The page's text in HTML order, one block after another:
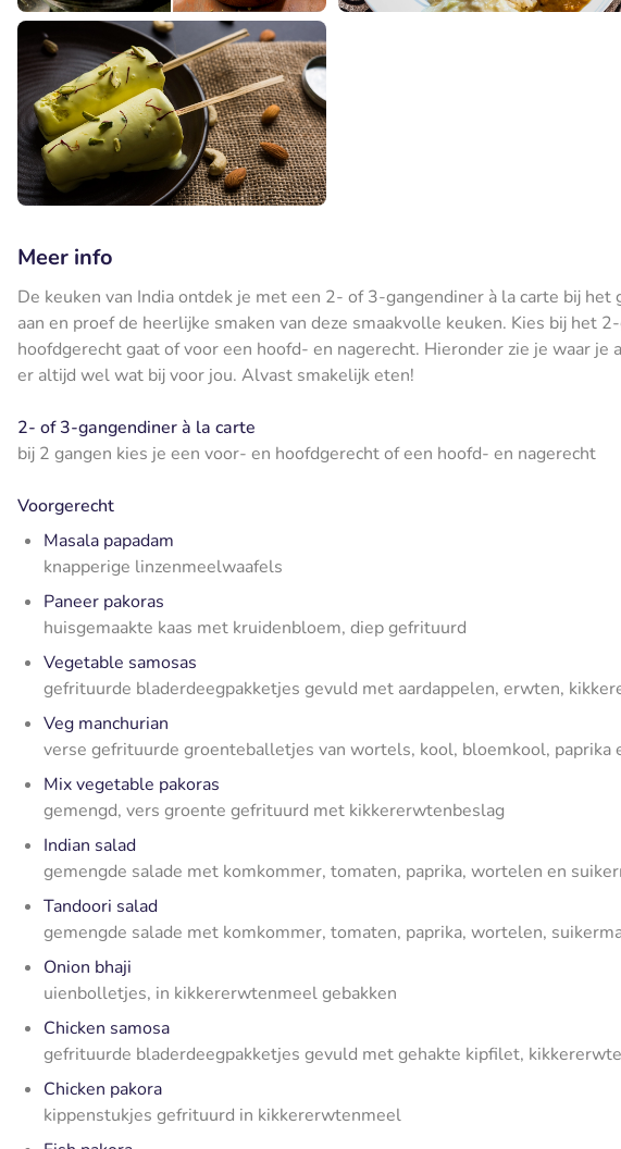
Meer info
De keuken van India ontdek je met een 2- of 3-gangendiner à la carte bij
aan en proef de heerlijke smaken van deze smaakvolle keuken. Kies bij het
hoofdgerecht gaat of voor een hoofd- en nagerecht. Hieronder zie je waar
er altijd wel wat bij voor jou. Alvast smakelijk eten!
2- of 3-gangendiner à la carte
bij 2 gangen kies je een voor- en hoofdgerecht of een hoofd- en nagerecht
Voorgerecht
Masala papadam
knapperige linzenmeelwaafels
Paneer pakoras
huisgemaakte kaas met kruidenbloem, diep gefrituurd
Vegetable samosas
gefrituurde bladerdeegpakketjes gevuld met aardappelen, erwten,
Veg manchurian
verse gefrituurde groenteballetjes van wortels, kool, bloemkool, paprika
Mix vegetable pakoras
gemengd, vers groente gefrituurd met kikkererwtenbeslag
Indian salad
gemengde salade met komkommer, tomaten, paprika, wortelen en
Tandoori salad
gemengde salade met komkommer, tomaten, paprika, wortelen,
Onion bhaji
uienbolletjes, in kikkererwtenmeel gebakken
Chicken samosa
gefrituurde bladerdeegpakketjes gevuld met gehakte kipfilet,
Chicken pakora
kippenstukjes gefrituurd in kikkererwtenmeel